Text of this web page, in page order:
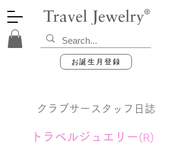
お誕生月登録
クラブサースタッフ日誌
トラベルジュエリー(R)